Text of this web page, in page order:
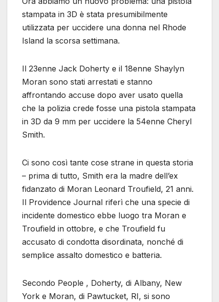
stampata in 3D è stata presumibilmente
utilizzata per uccidere una donna nel Rhode
Island la scorsa settimana.
Il 23enne Jack Doherty e il 18enne Shaylyn
Moran sono stati arrestati e stanno
affrontando accuse dopo aver usato quella
che la polizia crede fosse una pistola stampata
in 3D da 9 mm per uccidere la 54enne Cheryl
Smith.
Ci sono così tante cose strane in questa storia
– prima di tutto, Smith era la madre dell’ex
fidanzato di Moran Leonard Troufield, 21 anni.
Il Providence Journal riferì che una specie di
incidente domestico ebbe luogo tra Moran e
Troufield in ottobre, e che Troufield fu
accusato di condotta disordinata, nonché di
semplice assalto domestico e batteria.
Secondo People , Doherty, di Albany, New
York e Moran, di Pawtucket, RI, si sono